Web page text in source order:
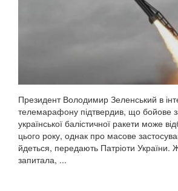
Президент Володимир Зеленський в
телемарафону підтвердив, що бойове
української балістичної ракети може
цього року, однак про масове
йдеться, передають Патріоти України.
запитала, ...